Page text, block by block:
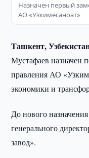
Назначен первый
АО «Узкимёсаноат»
Ташкент,
Мустафаев назначен
правления АО
экономики и
До нового
генерального
завод».